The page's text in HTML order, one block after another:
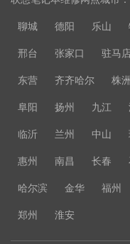
聊城 德阳 乐山
邢台 张家口 驻马店
东营 齐齐哈尔 株洲
阜阳 扬州 九江
临沂 兰州 中山
惠州 南昌 长春
哈尔滨 金华 福州
郑州 淮安